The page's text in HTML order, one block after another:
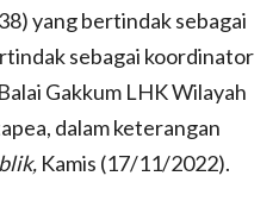
yang bertindak sebagai
sebagai koordinator
Gakkum LHK Wilayah
dalam keterangan
Kamis (17/11/2022).